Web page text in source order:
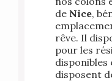
de Nice,
rêve. Il
pour les
disponibles
disposent